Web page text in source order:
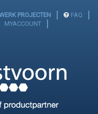
PROJECTEN
FAQ
MYACCOUNT